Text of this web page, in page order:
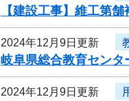
【建設工事】維工第
2024年12月9日更新
岐阜県総合教育セン
2024年12月9日更新